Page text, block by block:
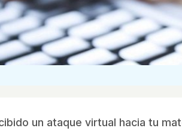
un ataque virtual hacia tu